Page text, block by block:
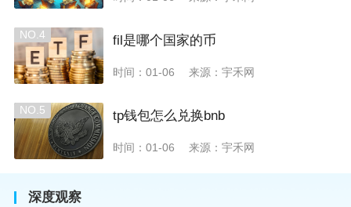
NO.4 fil是哪个国家的币
时间：01-06 来源：宇禾网
NO.5 tp钱包怎么兑换bnb
时间：01-06 来源：宇禾网
深度观察